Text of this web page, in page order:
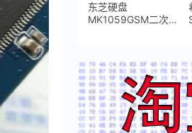
东芝硬盘
MK1059GSM二次开